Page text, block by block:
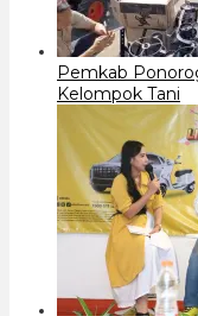
Pemkab
Kelompok Tani